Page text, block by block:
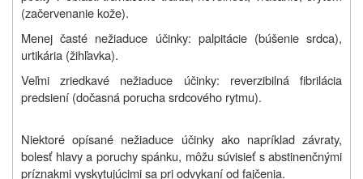
(začervenanie kože).
Menej časté nežiaduce účinky: palpitácie (búšenie srdca),
urtikária (žihľavka).
Veľmi zriedkavé nežiaduce účinky: reverzibilná fibrilácia
predsiení (dočasná porucha srdcového rytmu).
Niektoré opísané nežiaduce účinky ako napríklad závraty,
bolesť hlavy a poruchy spánku, môžu súvisieť s abstinenčnými
príznakmi vyskytujúcimi sa pri odvykaní od fajčenia.